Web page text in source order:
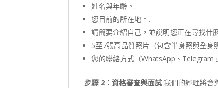
姓名與年齡。.
您目前的所在地。.
請簡要介紹自己，並說明您正在尋找什
5至7張高品質照片（包含半身照與全身
您的聯絡方式（WhatsApp、Telegram
步驟 2：資格審查與面試 我們的經理將會